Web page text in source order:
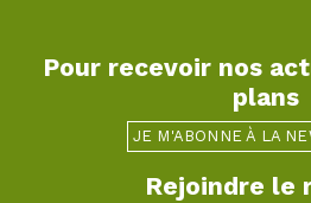
Pour recevoir nos
plans
JE M'ABONNE À LA
Rejoindre le